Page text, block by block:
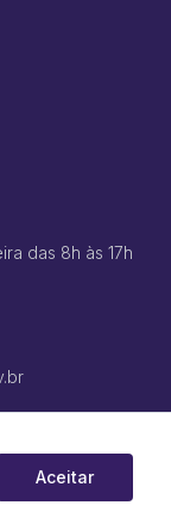
das 8h às 17h
Aceitar